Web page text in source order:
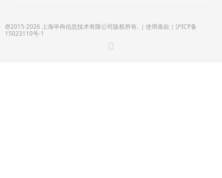
@2015-2026 上海毕冉信息技术有限公司版权所有. ｜ 使用条款 ｜ 沪ICP备
15023110号-1